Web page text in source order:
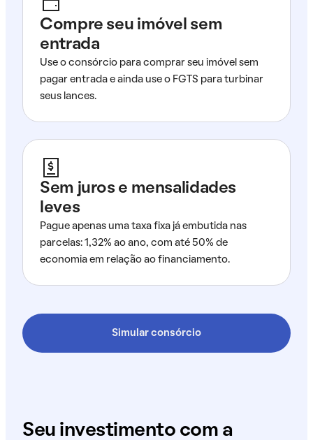
Compre seu imóvel sem
entrada
Use o consórcio para comprar seu imóvel sem
pagar entrada e ainda use o FGTS para turbinar
seus lances.
Sem juros e mensalidades
leves
Pague apenas uma taxa fixa já embutida nas
parcelas: 1,32% ao ano, com até 50% de
economia em relação ao financiamento.
Simular consórcio
Seu investimento com a